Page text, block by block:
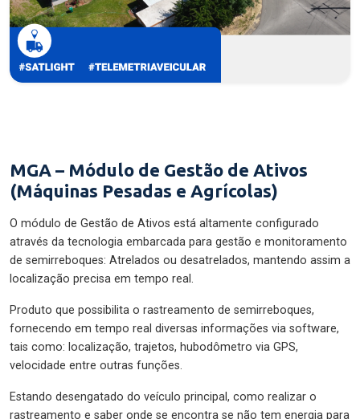
MGA – Módulo de Gestão de Ativos
(Máquinas Pesadas e Agrícolas)
O módulo de Gestão de Ativos está altamente configurado
através da tecnologia embarcada para gestão e monitoramento
de semirreboques: Atrelados ou desatrelados, mantendo assim a
localização precisa em tempo real.
Produto que possibilita o rastreamento de semirreboques,
fornecendo em tempo real diversas informações via software,
tais como: localização, trajetos, hubodômetro via GPS,
velocidade entre outras funções.
Estando desengatado do veículo principal, como realizar o
rastreamento e saber onde se encontra se não tem energia para